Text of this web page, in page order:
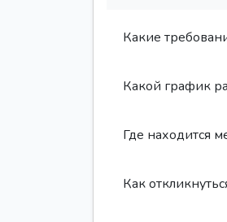
Какие
Какой график
Где находится
Как